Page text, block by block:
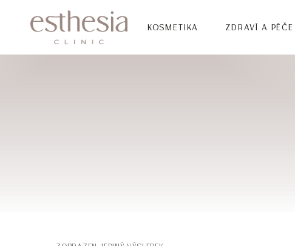
KOSMETIKA ZDRAVÍ A PÉČE